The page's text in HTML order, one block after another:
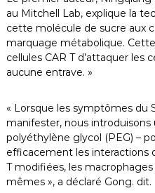
au Mitchell Lab, explique la
cette molécule de sucre aux
marquage métabolique.
cellules CAR T d’attaquer les
aucune entrave. »
« Lorsque les symptômes du
manifester, nous
polyéthylène glycol (PEG) –
efficacement les interactions
T modifiées, les
mêmes », a déclaré Gong. dit.